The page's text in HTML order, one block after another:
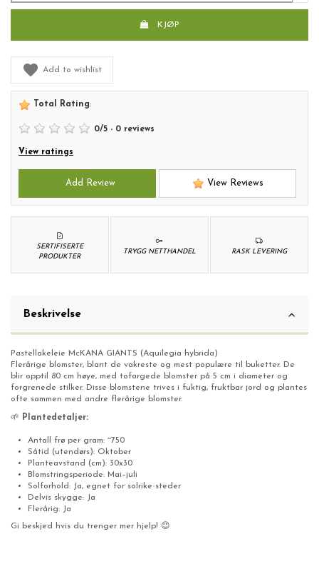
KJØP
Add to wishlist
Total Rating:
0/5 - 0 reviews
View ratings
Add Review View Reviews
RASK LEVERING
TRYGG NETTHANDEL
SERTIFISERTE
PRODUKTER
Beskrivelse
Pastellakeleie McKANA GIANTS (Aquilegia hybrida)
Flerårige blomster, blant de vakreste og mest populære til buketter. De
blir opptil 80 cm høye, med tofargede blomster på 5 cm i diameter og
forgrenede stilker. Disse blomstene trives i fuktig, fruktbar jord og plantes
ofte sammen med andre flerårige blomster.
🌱 Plantedetaljer:
Antall frø per gram: ~750
Såtid (utendørs): Oktober
Planteavstand (cm): 30x30
Blomstringsperiode: Mai–juli
Solforhold: Ja, egnet for solrike steder
Delvis skygge: Ja
Flerårig: Ja
Gi beskjed hvis du trenger mer hjelp! 😊